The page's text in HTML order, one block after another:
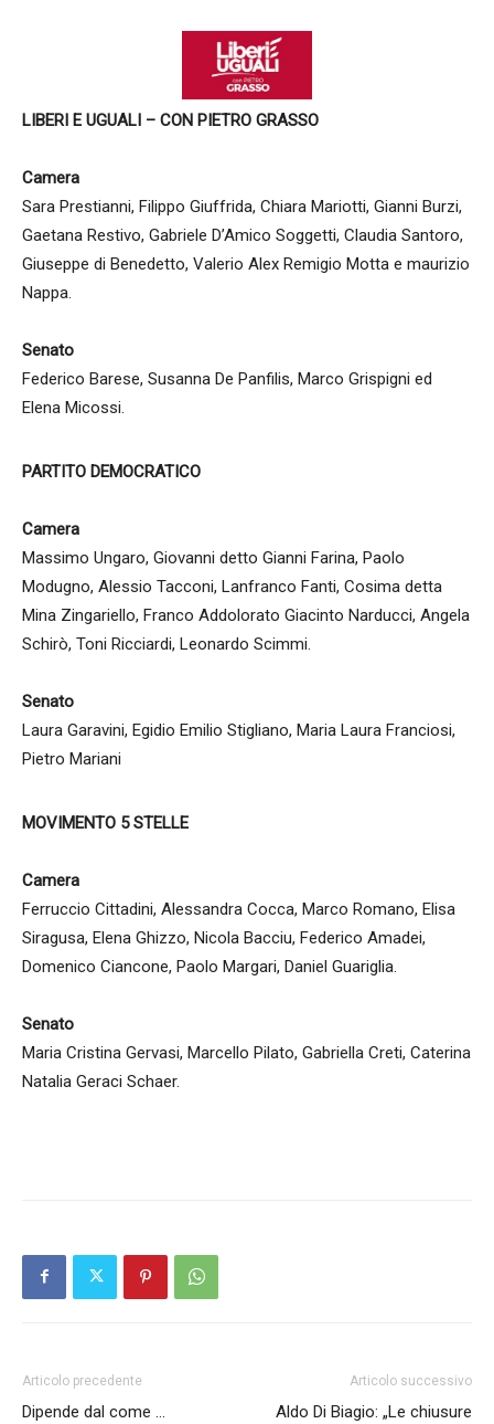
LIBERI E UGUALI – CON PIETRO GRASSO
Camera
Sara Prestianni, Filippo Giuffrida, Chiara Mariotti, Gianni Burzi,
Gaetana Restivo, Gabriele D’Amico Soggetti, Claudia Santoro,
Giuseppe di Benedetto, Valerio Alex Remigio Motta e maurizio
Nappa.
Senato
Federico Barese, Susanna De Panfilis, Marco Grispigni ed
Elena Micossi.
PARTITO DEMOCRATICO
Camera
Massimo Ungaro, Giovanni detto Gianni Farina, Paolo
Modugno, Alessio Tacconi, Lanfranco Fanti, Cosima detta
Mina Zingariello, Franco Addolorato Giacinto Narducci, Angela
Schirò, Toni Ricciardi, Leonardo Scimmi.
Senato
Laura Garavini, Egidio Emilio Stigliano, Maria Laura Franciosi,
Pietro Mariani
MOVIMENTO 5 STELLE
Camera
Ferruccio Cittadini, Alessandra Cocca, Marco Romano, Elisa
Siragusa, Elena Ghizzo, Nicola Bacciu, Federico Amadei,
Domenico Ciancone, Paolo Margari, Daniel Guariglia.
Senato
Maria Cristina Gervasi, Marcello Pilato, Gabriella Creti, Caterina
Natalia Geraci Schaer.
Articolo precedente
Dipende dal come …
Articolo successivo
Aldo Di Biagio: „Le chiusure